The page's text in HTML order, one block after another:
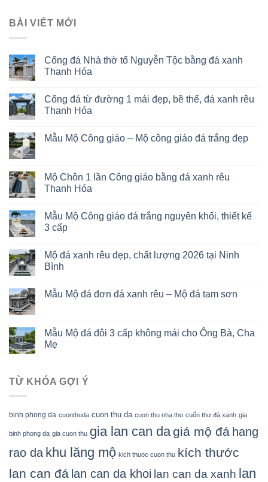
BÀI VIẾT MỚI
Cổng đá Nhà thờ tổ Nguyễn Tộc bằng đá xanh
Thanh Hóa
Cổng đá từ đường 1 mái đẹp, bề thế, đá xanh rêu
Thanh Hóa
Mẫu Mộ Công giáo – Mộ công giáo đá trắng đẹp
Mộ Chôn 1 lần Công giáo bằng đá xanh rêu
Thanh Hóa
Mẫu Mộ Công giáo đá trắng nguyên khối, thiết kế
3 cấp
Mộ đá xanh rêu đẹp, chất lượng 2026 tại Ninh
Bình
Mẫu Mộ đá đơn đá xanh rêu – Mộ đá tam sơn
Mẫu Mộ đá đôi 3 cấp không mái cho Ông Bà, Cha
Mẹ
TỪ KHÓA GỢI Ý
binh phong da cuonthuda cuon thu da cuon thu nha tho cuốn thư đá xanh gia
binh phong da gia cuon thu gia lan can dagiá mộ đá hang
rao da khu lăng mộ kich thuoc cuon thu kích thước
lan can đá lan can da khoi lan can da xanh lan